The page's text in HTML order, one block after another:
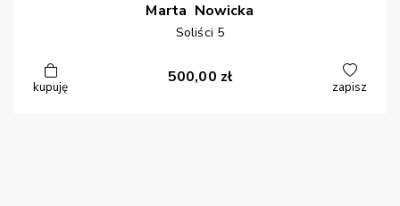
Marta Nowicka
Soliści 5
kupuję
500,00 zł
zapisz